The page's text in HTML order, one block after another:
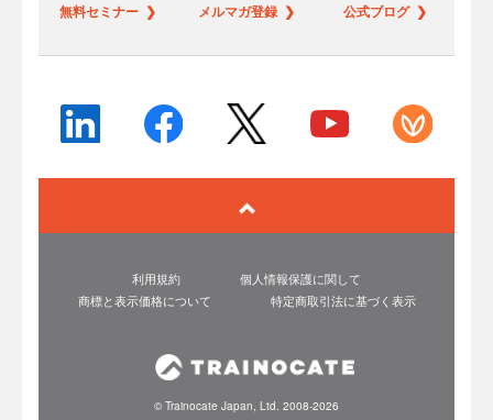
無料セミナー ❯ メルマガ登録 ❯ 公式ブログ ❯
利用規約
個人情報保護に関して
商標と表示価格について
特定商取引法に基づく表示
© Trainocate Japan, Ltd. 2008-2026